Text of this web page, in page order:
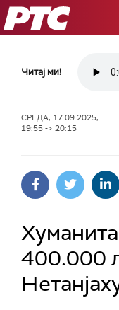
РТС
Читај ми!
СРЕДА, 17.09.2025,
19:55 -> 20:15
400.000